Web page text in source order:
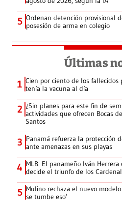
5 Ordenan detención provisional
posesión de arma en colegio
Últimas
1 Cien por ciento de los
tenía la vacuna al día
2 ¿Sin planes para este fin de
actividades que ofrecen Bocas
Santos
3 Panamá refuerza la protección
ante amenazas en sus playas
4 MLB: El panameño Iván
decide el triunfo de los
5 Mulino rechaza el nuevo
se tumbe eso’